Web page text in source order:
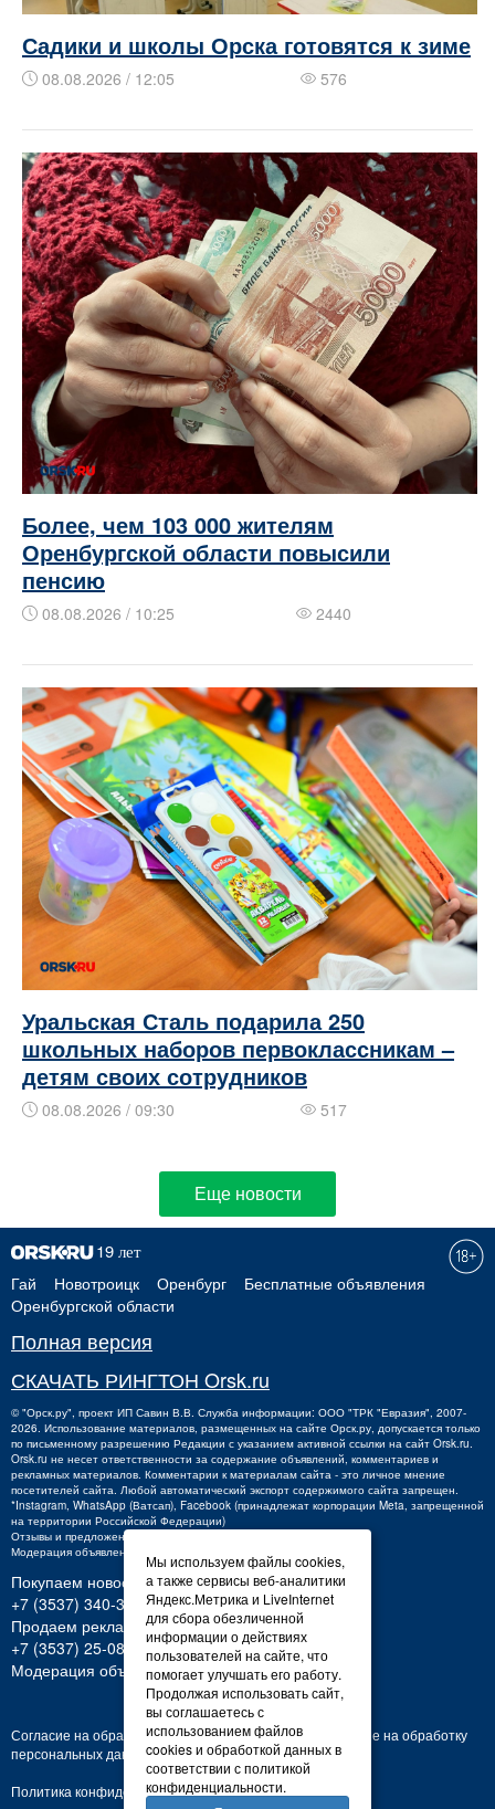
Садики и школы Орска готовятся к зиме
08.08.2026 / 12:05 576
Более, чем 103 000 жителям
Оренбургской области повысили
пенсию
08.08.2026 / 10:25 2440
Уральская Сталь подарила 250
школьных наборов первоклассникам –
детям своих сотрудников
08.08.2026 / 09:30 517
Еще новости
Гай Новотроицк Оренбург
Бесплатные объявления
Оренбургской области
Полная версия
СКАЧАТЬ РИНГТОН Orsk.ru
©"Орск.ру", проект ИП Савин В.В. Служба информации: ООО "ТРК "Евразия", 2007-
2026. Использование материалов, размещенных на сайте Орск.ру, допускается только
по письменному разрешению Редакции с указанием активной ссылки на сайт Orsk.ru.
Orsk.ru не несет ответственности за содержание объявлений, комментариев и
рекламных материалов. Комментарии к материалам сайта - это личное мнение
посетителей сайта. Любой автоматический экспорт содержимого сайта запрещен.
*Instagram, WhatsApp (Ватсап), Facebook (принадлежат корпорации Meta, запрещенной
на территории Российской Федерации)
Отзывы и предложения о работе портала:
Модерация объявлений +7 (3537) 32-71-28
Покупаем новости:
+7 (3537) 340-300,340300@orsk.ru
Продаем рекламу:
+7 (3537) 25-08-07;250807@orsk.ru
Модерация объявлений: +7 (3537) 32-71-28
Согласие на обработку персональных данных
Согласие на обработку
персональных данных
Политика конфиденциальности
Мы используем файлы cookies,
а также сервисы веб-аналитики
Яндекс.Метрика и LiveInternet
для сбора обезличенной
информации о действиях
пользователей на сайте, что
помогает улучшать его работу.
Продолжая использовать сайт,
вы соглашаетесь с
использованием файлов
cookies и обработкой данных в
соответствии с политикой
конфиденциальности.